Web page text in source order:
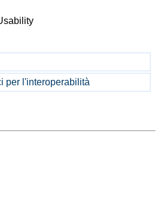
per l'interoperabilità